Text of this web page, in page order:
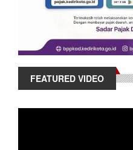
FEATURED VIDEO